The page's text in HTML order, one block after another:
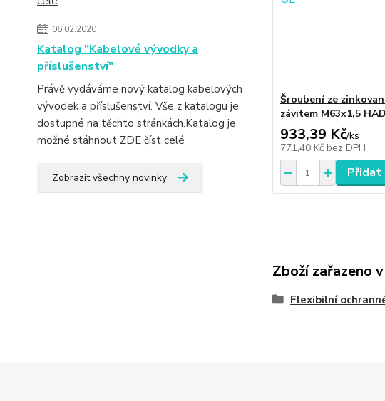
06.02.2020
Katalog "Kabelové vývodky a
příslušenství"
Právě vydáváme nový katalog kabelových
vývodek a příslušenství. Vše z katalogu je
dostupné na těchto stránkách.Katalog je
možné stáhnout ZDE číst celé
Zobrazit všechny novinky
Šroubení ze
závitem M63x1,5
933,39 Kč/ks
771,40 Kč bez DPH
Přidat
Zboží zařazeno
Flexibilní